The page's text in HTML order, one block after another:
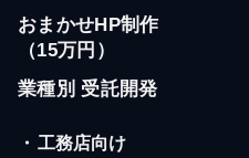
おまかせHP制作
（15万円）
業種別 受託開発
・ 工務店向け